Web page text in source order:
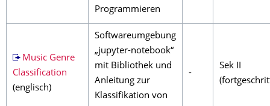
Programmieren
Music Genre
Classification
(englisch)
Softwareumgebung
„jupyter-notebook“
mit Bibliothek und
Anleitung zur
Klassifikation von
-
Sek II